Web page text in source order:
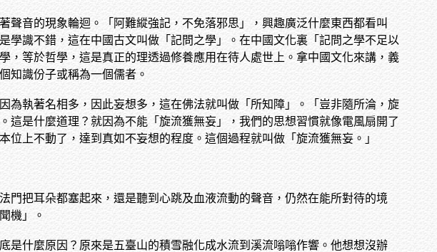
音的現象輪迴。「阿難縱強記，不免落邪思」，興趣廣泛什麼東西都看叫
學識不錯，這在中國古文叫做「記問之學」。在中國文化裏「記問之學不足以
等於哲學，這是真正的理透過修養應用在待人處世上。拿中國文化來講，義
知識份子或稱為一個儒者。
為執著名相多，因此妄想多，這在佛法就叫做「所知障」。「豈非隨所淪，旋
是什麼道理？就因為不能「旋流獲無妄」，我們的思想習慣就像電風扇開了
上不動了，達到真如不妄想的程度。這個過程就叫做「旋流獲無妄。」
把耳朵都塞起來，還是聽到心跳及血液流動的聲音，仍然在能所對待的境
機」。
什麼原因？原來是五臺山的積雪融化成水流到溪流嗡嗡作響。他想想沒辦